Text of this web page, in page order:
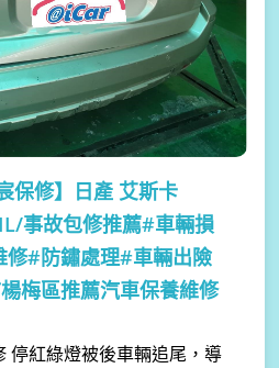
宸保修】日產 艾斯卡
事故包修推薦#車輛損
修#防鏽處理#車輛出險
梅區推薦汽車保養維修
停紅綠燈被後車輛追尾，導